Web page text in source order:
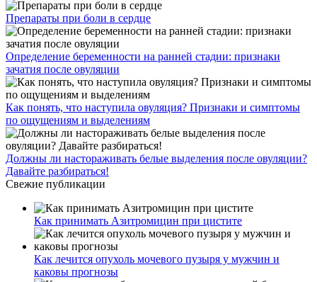
Препараты при боли в сердце
Определение беременности на ранней стадии: признаки
зачатия после овуляции
Как понять, что наступила овуляция? Признаки и симптомы
по ощущениям и выделениям
Должны ли настораживать белые выделения после овуляции?
Давайте разбираться!
Свежие публикации
Как принимать Азитромицин при цистите
Как лечится опухоль мочевого пузыря у мужчин и
каковы прогнозы